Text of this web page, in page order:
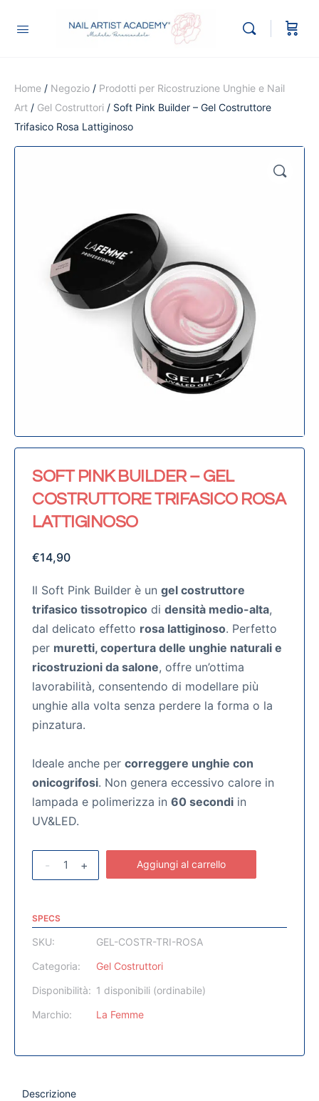
Home / Negozio / Prodotti per Ricostruzione Unghie e Nail
Art / Gel Costruttori / Soft Pink Builder – Gel Costruttore
Trifasico Rosa Lattiginoso
🔍
SOFT PINK BUILDER – GEL
COSTRUTTORE TRIFASICO ROSA
LATTIGINOSO
€14,90
Il Soft Pink Builder è un gel costruttore
trifasico tissotropico di densità medio-alta,
dal delicato effetto rosa lattiginoso. Perfetto
per muretti, copertura delle unghie naturali e
ricostruzioni da salone, offre un’ottima
lavorabilità, consentendo di modellare più
unghie alla volta senza perdere la forma o la
pinzatura.
Ideale anche per correggere unghie con
onicogrifosi. Non genera eccessivo calore in
lampada e polimerizza in 60 secondi in
UV&LED.
- + Aggiungi al carrello
SPECS
SKU:
GEL-COSTR-TRI-ROSA
Categoria:
Gel Costruttori
Disponibilità: 1 disponibili (ordinabile)
Marchio:
La Femme
Descrizione